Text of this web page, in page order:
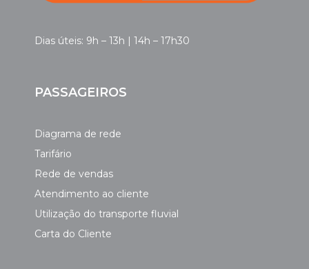
Dias úteis: 9h – 13h | 14h – 17h30
PASSAGEIROS
Diagrama de rede
Tarifário
Rede de vendas
Atendimento ao cliente
Utilização do transporte fluvial
Carta do Cliente